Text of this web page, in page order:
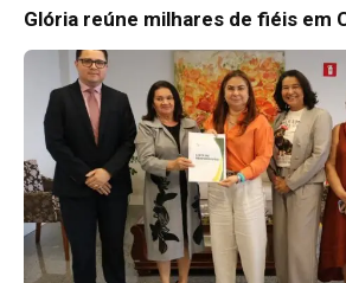
Glória reúne milhares de fiéis em